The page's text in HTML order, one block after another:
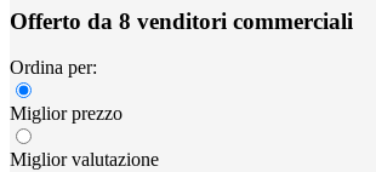
Offerto da 8 venditori commerciali
Ordina per:
Miglior prezzo
Miglior valutazione